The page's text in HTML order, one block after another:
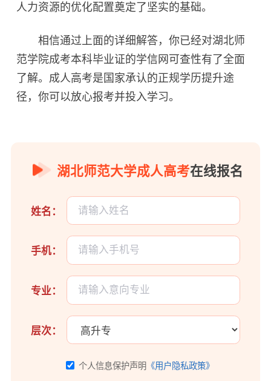
人力资源的优化配置奠定了坚实的基础。
相信通过上面的详细解答，你已经对湖北师
范学院成考本科毕业证的学信网可查性有了全面
了解。成人高考是国家承认的正规学历提升途
径，你可以放心报考并投入学习。
湖北师范大学成人高考在线报名
姓名：
手机：
专业：
层次：
个人信息保护声明 《用户隐私政策》